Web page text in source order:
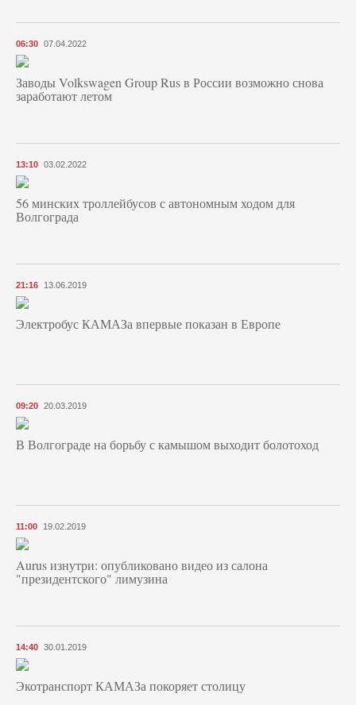
06:30 07.04.2022
Заводы Volkswagen Group Rus в России возможно снова
заработают летом
13:10 03.02.2022
56 минских троллейбусов с автономным ходом для
Волгограда
21:16 13.06.2019
Электробус КАМАЗа впервые показан в Европе
09:20 20.03.2019
В Волгограде на борьбу с камышом выходит болотоход
11:00 19.02.2019
Aurus изнутри: опубликовано видео из салона
"президентского" лимузина
14:40 30.01.2019
Экотранспорт КАМАЗа покоряет столицу